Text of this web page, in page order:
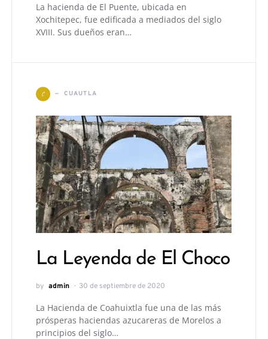
La hacienda de El Puente, ubicada en
Xochitepec, fue edificada a mediados del siglo
XVIII. Sus dueños eran…
C CUAUTLA
La Leyenda de El Choco
by admin 30 de septiembre de 2020
La Hacienda de Coahuixtla fue una de las más
prósperas haciendas azucareras de Morelos a
principios del siglo…